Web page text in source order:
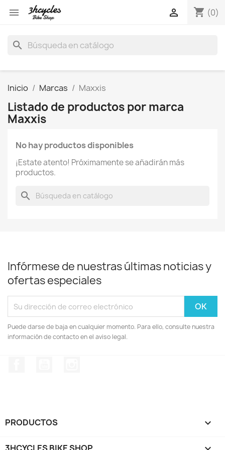
 shopping_cart (0)

search
Inicio Marcas Maxxis
Listado de productos por marca
Maxxis
No hay productos disponibles
¡Estate atento! Próximamente se añadirán más
productos.
search
Infórmese de nuestras últimas noticias y
ofertas especiales
Puede darse de baja en cualquier momento. Para ello, consulte nuestra
información de contacto en el aviso legal.
PRODUCTOS 